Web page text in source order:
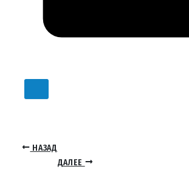
НАЗАД
ДАЛЕЕ